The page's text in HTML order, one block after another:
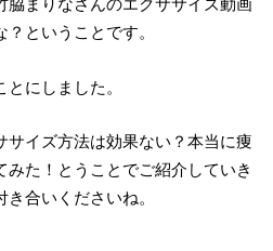
ということです。
にしました。
サイズ方法は効果ない？本当に痩
た！とうことでご紹介していき
合いくださいね。